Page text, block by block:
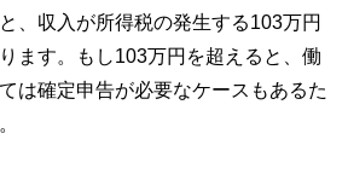
、収入が所得税の発生する103万円
ます。もし103万円を超えると、働
は確定申告が必要なケースもあるた